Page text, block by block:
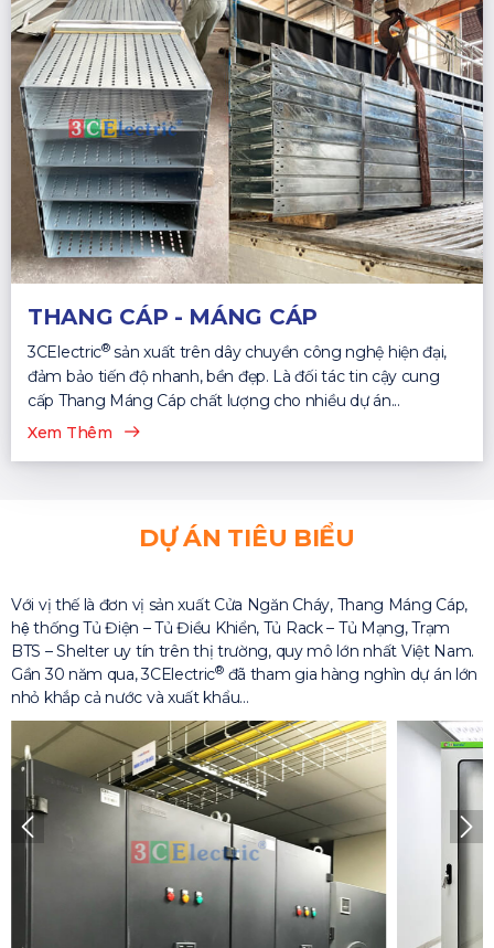
THANG CÁP - MÁNG CÁP
3CElectric®sản xuất trên dây chuyền công nghệ hiện đại,
đảm bảo tiến độ nhanh, bền đẹp. Là đối tác tin cậy cung
cấp Thang Máng Cáp chất lượng cho nhiều dự án...
Xem Thêm
DỰ ÁN TIÊU BIỂU
Với vị thế là đơn vị sản xuất Cửa Ngăn Cháy, Thang Máng Cáp,
hệ thống Tủ Điện – Tủ Điều Khiển, Tủ Rack – Tủ Mạng, Trạm
BTS – Shelter uy tín trên thị trường, quy mô lớn nhất Việt Nam.
Gần 30 năm qua, 3CElectric®đã tham gia hàng nghìn dự án lớn
nhỏ khắp cả nước và xuất khẩu…